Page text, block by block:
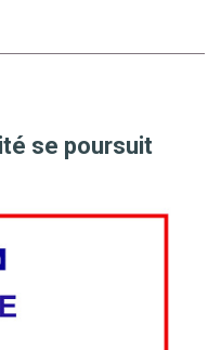
se poursuit